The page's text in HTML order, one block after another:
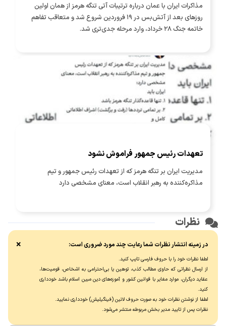
مذاکرات ایران با عمان درباره ترتیبات آتی تنگه هرمز از همان اولین
روزهای بعد از آتش‌بس در ۱۹ فروردین شروع شد و متعاقب تفاهم
خاتمه جنگ ۲۸ خرداد، وارد مرحله جدی‌تری شد.
تعهدات رئیس جمهور فراموش نشود
مدیریت ایران بر تنگه هرمز که از تعهدات رئیس جمهور و تیم
مذاکره‌کننده به رهبر انقلاب است، معنای مشخصی دارد
نظرات
در زمینه انتشار نظرات شما رعایت چند مورد ضروری است:
لطفا نظرات خود را با حروف فارسی تایپ کنید.
از ارسال نظراتی که حاوی مطالب کذب، توهین یا بی‌احترامی به اشخاص، قومیت‌ها،
عقاید دیگران، موارد مغایر با قوانین کشور و آموزه‌های دین مبین اسلام باشد خودداری
کنید.
لطفا از نوشتن نظرات خود به صورت حروف لاتین (فینگیلیش) خودداری نماييد.
نظرات پس از تایید مدیر بخش مربوطه منتشر می‌شود.
×